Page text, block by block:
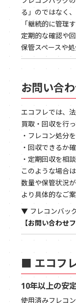
る」のではなく、
「継続的に管理
定期的な確認や
保管スペースや
お問い合
エコフレでは、
買取・回収を行っ
・フレコン処分
・回収できるか
・定期回収を相
このような場合
数量や保管状況
より具体的なご
▼ フレコンバッ
【お問い合わせ
■ エコフ
10年以上の安
使用済みフレコ